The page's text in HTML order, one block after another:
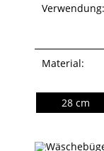
Verwendung:
Material:
28 cm